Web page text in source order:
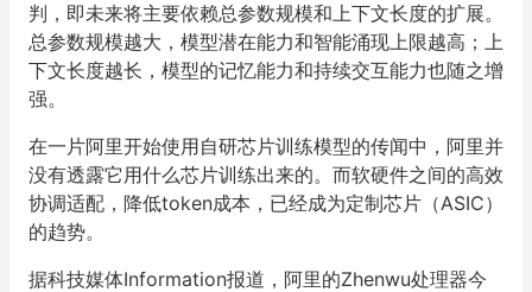
判，即未来将主要依赖总参数规模和上下文长度的扩展。
总参数规模越大，模型潜在能力和智能涌现上限越高；上
下文长度越长，模型的记忆能力和持续交互能力也随之增
强。
在一片阿里开始使用自研芯片训练模型的传闻中，阿里并
没有透露它用什么芯片训练出来的。而软硬件之间的高效
协调适配，降低token成本，已经成为定制芯片（ASIC）
的趋势。
据科技媒体Information报道，阿里的Zhenwu处理器今